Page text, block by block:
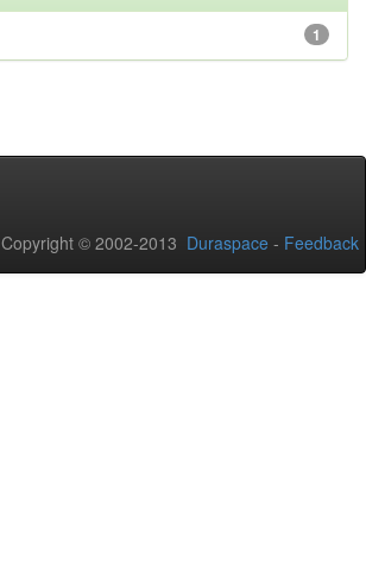
1
Copyright © 2002-2013 Duraspace - Feedback